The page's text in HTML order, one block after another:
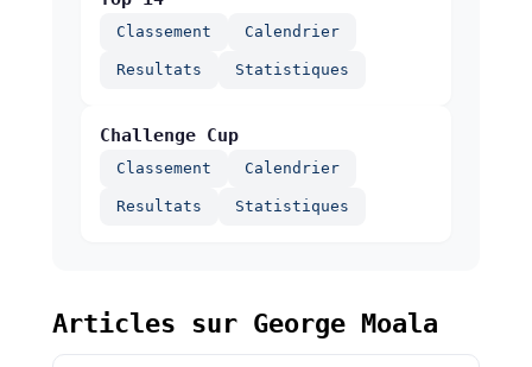
Classement Calendrier
Resultats Statistiques
Challenge Cup
Classement Calendrier
Resultats Statistiques
Articles sur George Moala